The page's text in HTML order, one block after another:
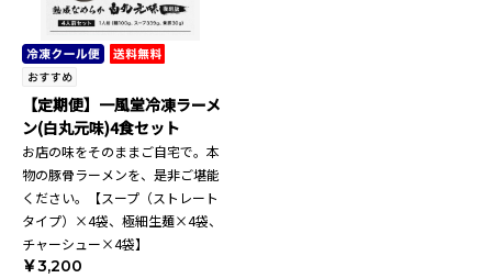
【定期便】一風堂冷凍ラーメ
ン(白丸元味)4食セット
お店の味をそのままご自宅で。本
物の豚骨ラーメンを、是非ご堪能
ください。【スープ（ストレート
タイプ）×4袋、極細生麺×4袋、
チャーシュー×4袋】
￥3,200